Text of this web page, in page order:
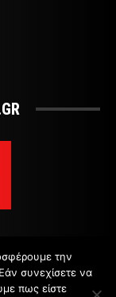
την
συνεχίσετε να
πως είστε